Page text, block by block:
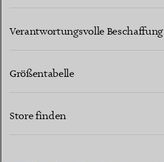
Verantwortungsvolle Beschaffung
Größentabelle
Store finden